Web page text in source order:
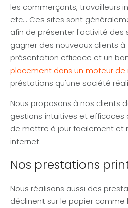
les commerçants, travailleurs
etc... Ces sites sont
afin de présenter l'activité des
gagner des nouveaux clients à
présentation efficace et un
placement dans un moteur de
préstations qu'une société
Nous proposons à nos clients
gestions intuitives et
de mettre à jour facilement et
internet.
Nos prestations
Nous réalisons aussi des
déclinent sur le papier comme